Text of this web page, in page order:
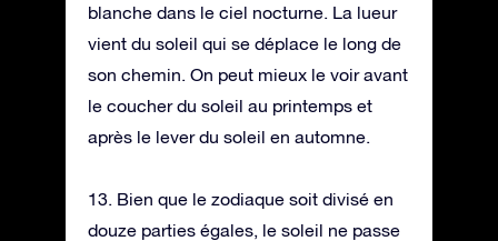
blanche dans le ciel nocturne. La lueur
vient du soleil qui se déplace le long de
son chemin. On peut mieux le voir avant
le coucher du soleil au printemps et
après le lever du soleil en automne.
13. Bien que le zodiaque soit divisé en
douze parties égales, le soleil ne passe